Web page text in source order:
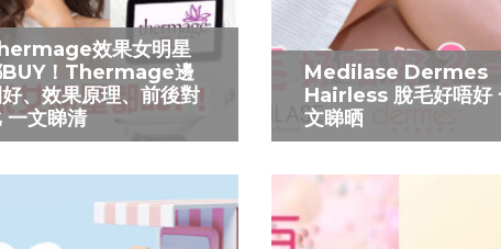
效果女明星
BUY！Thermage邊
好、效果原理、前後對
一文睇清
Medilase Dermes
Hairless 脫毛好唔好
文睇晒